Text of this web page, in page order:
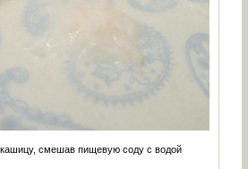
кашицу, смешав пищевую соду с водой